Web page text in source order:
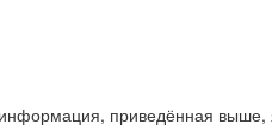
приведённая выше,